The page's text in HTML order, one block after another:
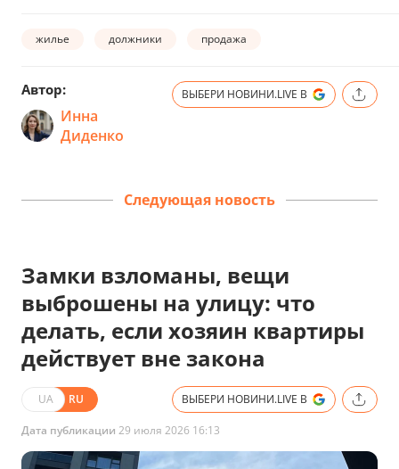
жилье должники продажа
Автор:
Инна
Диденко
ВЫБЕРИ НОВИНИ.LIVE В
Следующая новость
Замки взломаны, вещи
выброшены на улицу: что
делать, если хозяин квартиры
действует вне закона
UA RU ВЫБЕРИ НОВИНИ.LIVE В
Дата публикации 29 июля 2026 16:13